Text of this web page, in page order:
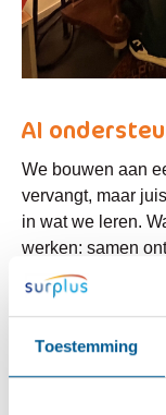
Toestemming
Expertise
AI
We bouwen aan
vervangt, maar
in wat we leren.
werken: samen